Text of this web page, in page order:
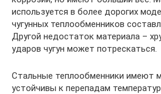
используется в более дорогих
чугунных теплообменников
Другой недостаток материала –
ударов чугун может потрескаться.
Стальные теплообменники имеют
устойчивы к перепадам